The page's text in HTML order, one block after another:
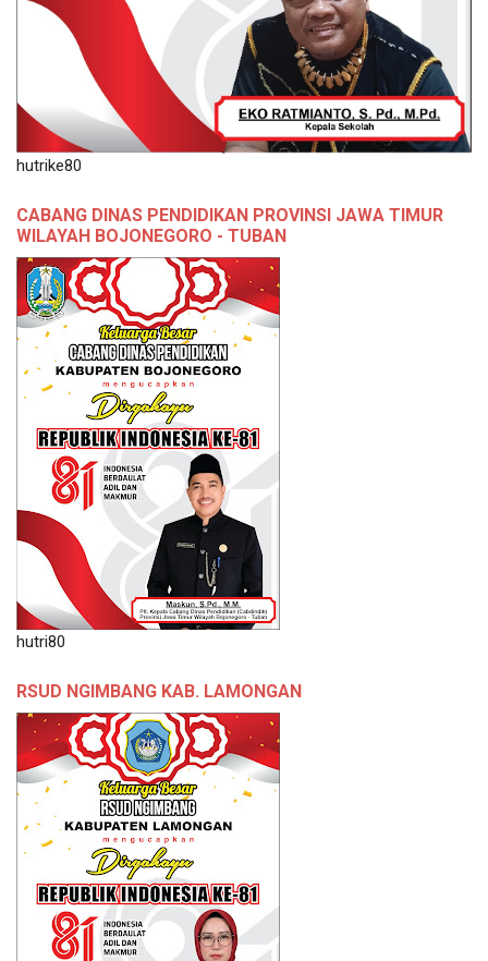
hutrike80
CABANG DINAS PENDIDIKAN PROVINSI JAWA TIMUR
WILAYAH BOJONEGORO - TUBAN
hutri80
RSUD NGIMBANG KAB. LAMONGAN